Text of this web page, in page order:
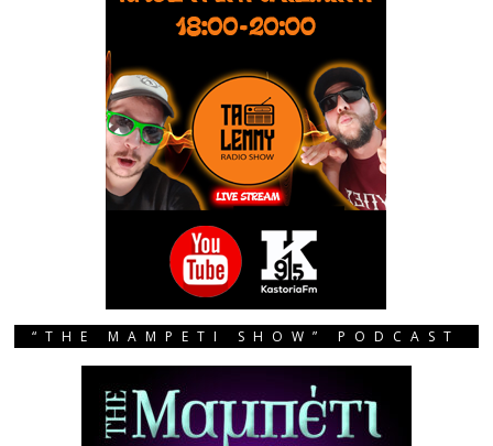
“THE MAMPETI SHOW” PODCAST